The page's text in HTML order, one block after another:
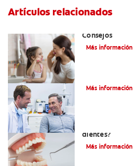
Artículos relacionados
Consejos
Más información
Más información
dientes?
Más información